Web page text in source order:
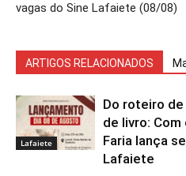
vagas do Sine Lafaiete (08/08)
ARTIGOS RELACIONADOS
Lafaiete
Do roteiro de
de livro:
Faria lança
Lafaiete